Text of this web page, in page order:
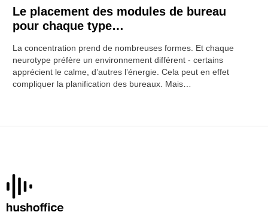
Le placement des modules de bureau
pour chaque type…
La concentration prend de nombreuses formes. Et chaque
neurotype préfère un environnement différent - certains
apprécient le calme, d’autres l’énergie. Cela peut en effet
compliquer la planification des bureaux. Mais…